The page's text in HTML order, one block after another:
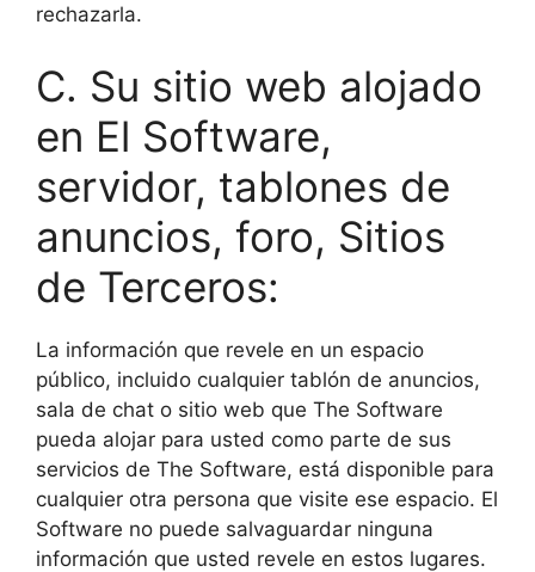
rechazarla.
C. Su sitio web alojado
en El Software,
servidor, tablones de
anuncios, foro, Sitios
de Terceros:
La información que revele en un espacio
público, incluido cualquier tablón de anuncios,
sala de chat o sitio web que The Software
pueda alojar para usted como parte de sus
servicios de The Software, está disponible para
cualquier otra persona que visite ese espacio. El
Software no puede salvaguardar ninguna
información que usted revele en estos lugares.